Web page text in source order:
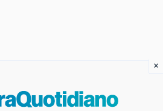
×